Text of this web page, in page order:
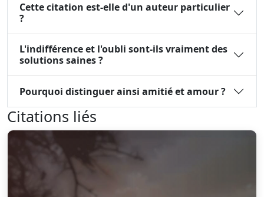
Cette citation est-elle d'un auteur particulier
?
L'indifférence et l'oubli sont-ils vraiment des
solutions saines ?
Pourquoi distinguer ainsi amitié et amour ?
Citations liés